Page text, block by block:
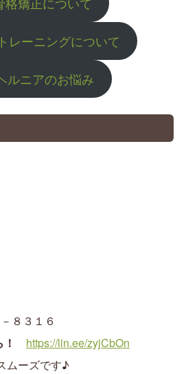
レーニングについて
ルニアのお悩み
８３１６
https://lin.ee/zyjCbOn
ムーズです♪